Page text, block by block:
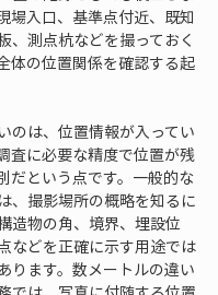
場入口、基準点付近、既知
、測点杭などを撮っておく
体の位置関係を確認する起
のは、位置情報が入ってい
査に必要な精度で位置が残
だという点です。一般的な
、撮影場所の概略を知るに
造物の角、境界、埋設位
などを正確に示す用途では
ります。数メートルの違い